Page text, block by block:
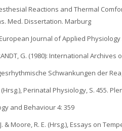
Reactions and Thermal
Med. Dissertation. Marburg
European Journal of Applied Physiology
G. (1980): International
Schwankungen der
(Hrsg.), Perinatal Physiology, S. 455.
and Behaviour 4: 359
J. & Moore, R. E. (Hrsg.), Essays on